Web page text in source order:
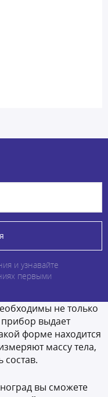
и узнавайте
первыми
не только
прибор выдает
форме находится
массу тела,
вы сможете